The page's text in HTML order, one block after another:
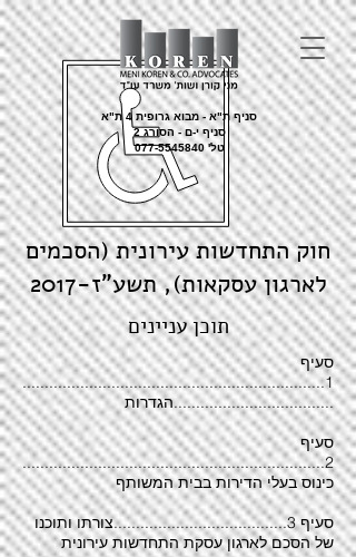
סניף ת"א - מבוא גרופית 4 ת"א
סניף י-ם - הסורג 2
טל'077-5545840
חוק התחדשות עירונית (הסכמים
לארגון עסקאות), תשע"ז-2017
תוכן עניינים
סעיף
1....................................................................
....................................הגדרות
סעיף
2....................................................................
כינוס בעלי הדירות בבית המשותף
סעיף 3.......................................צורתו ותוכנו
של הסכם לארגון עסקת התחדשות עירונית